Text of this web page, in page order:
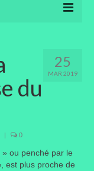
25
MAR 2019
du
| 0
ou penché par le
est plus proche de